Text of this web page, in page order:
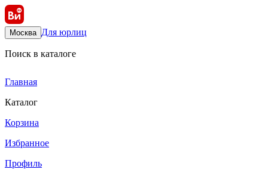
Москва Для юрлиц
Поиск в каталоге
Главная
Каталог
Корзина
Избранное
Профиль